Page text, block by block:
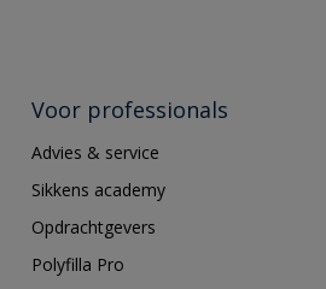
Voor professionals
Advies & service
Sikkens academy
Opdrachtgevers
Polyfilla Pro